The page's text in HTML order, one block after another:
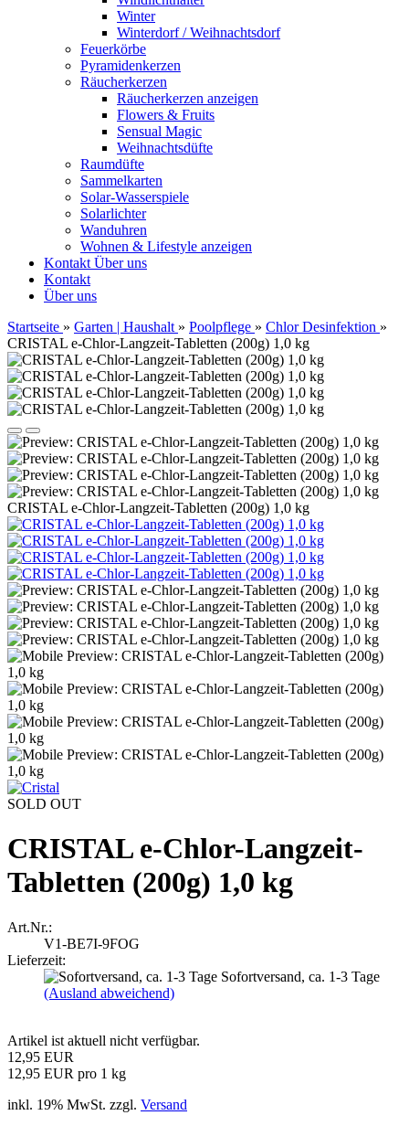
Winter
Winterdorf / Weihnachtsdorf
Feuerkörbe
Pyramidenkerzen
Räucherkerzen
Räucherkerzen anzeigen
Flowers & Fruits
Sensual Magic
Weihnachtsdüfte
Raumdüfte
Sammelkarten
Solar-Wasserspiele
Solarlichter
Wanduhren
Wohnen & Lifestyle anzeigen
Kontakt Über uns
Kontakt
Über uns
Startseite » Garten | Haushalt » Poolpflege » Chlor Desinfektion »
CRISTAL e-Chlor-Langzeit-Tabletten (200g) 1,0 kg
CRISTAL e-Chlor-Langzeit-Tabletten (200g) 1,0 kg
SOLD OUT
CRISTAL e-Chlor-Langzeit-
Tabletten (200g) 1,0 kg
Art.Nr.:
V1-BE7I-9FOG
Lieferzeit:
Sofortversand, ca. 1-3 Tage
(Ausland abweichend)
Artikel ist aktuell nicht verfügbar.
12,95 EUR
12,95 EUR pro 1 kg
inkl. 19% MwSt. zzgl. Versand